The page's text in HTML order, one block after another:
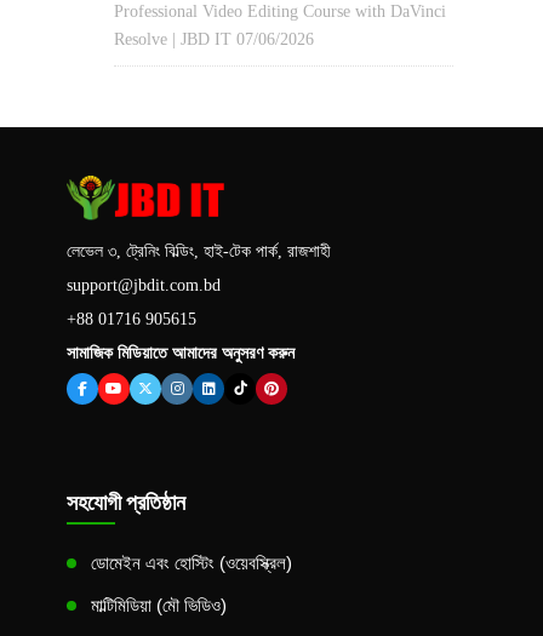
Professional Video Editing Course with DaVinci
Resolve | JBD IT 07/06/2026
লেভেল ৩, ট্রেনিং বিল্ডিং, হাই-টেক পার্ক, রাজশাহী
support@jbdit.com.bd
+88 01716 905615
সামাজিক মিডিয়াতে আমাদের অনুসরণ করুন
সহযোগী প্রতিষ্ঠান
ডোমেইন এবং হোস্টিং (ওয়েবস্ক্রিল)
মাল্টিমিডিয়া (মৌ ভিডিও)